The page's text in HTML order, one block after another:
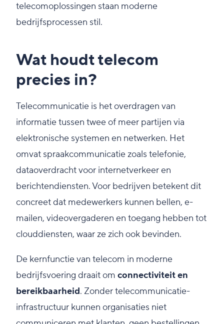
telecomoplossingen staan moderne
bedrijfsprocessen stil.
Wat houdt telecom
precies in?
Telecommunicatie is het overdragen van
informatie tussen twee of meer partijen via
elektronische systemen en netwerken. Het
omvat spraakcommunicatie zoals telefonie,
dataoverdracht voor internetverkeer en
berichtendiensten. Voor bedrijven betekent dit
concreet dat medewerkers kunnen bellen, e-
mailen, videovergaderen en toegang hebben tot
clouddiensten, waar ze zich ook bevinden.
De kernfunctie van telecom in moderne
bedrijfsvoering draait om connectiviteit en
bereikbaarheid. Zonder telecommunicatie-
infrastructuur kunnen organisaties niet